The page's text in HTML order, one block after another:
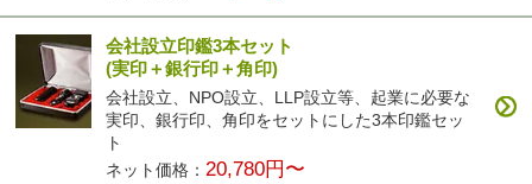
会社設立印鑑3本セット
(実印＋銀行印＋角印)
会社設立、NPO設立、LLP設立等、起業に必要な
実印、銀行印、角印をセットにした3本印鑑セッ
ト
ネット価格： 20,780円〜